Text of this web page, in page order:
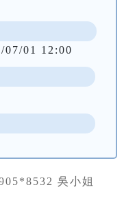
07/01 12:00
吳小姐